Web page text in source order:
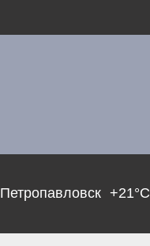
Петропавловск +21°C